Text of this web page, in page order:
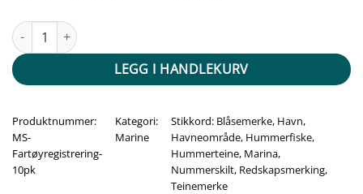
10pk Hummerteine - merke med fartøy registrering antall
LEGG I HANDLEKURV
Produktnummer:
MS-
Fartøyregistrering-
10pk
Kategori:
Marine
Stikkord: Blåsemerke, Havn,
Havneområde, Hummerfiske,
Hummerteine, Marina,
Nummerskilt, Redskapsmerking,
Teinemerke